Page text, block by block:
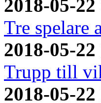
2018-05-22
Tre spelare
2018-05-22
Trupp till
2018-05-22